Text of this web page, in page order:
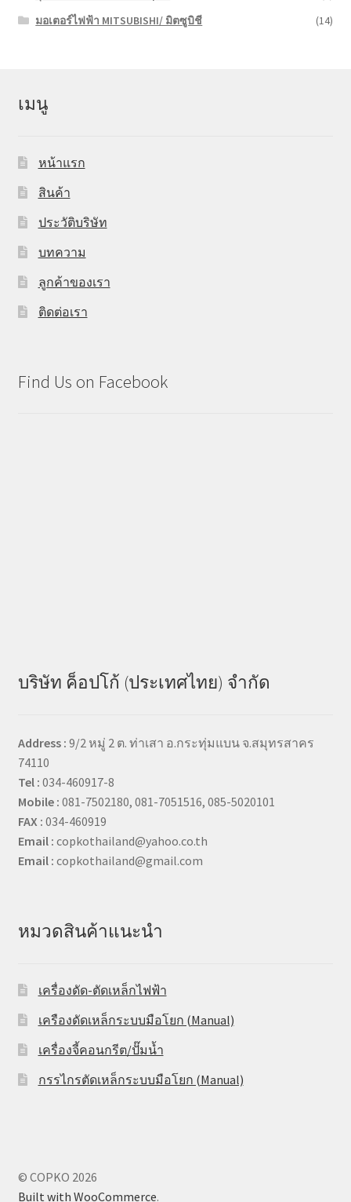
มอเตอร์ไฟฟ้า MITSUBISHI/ มิตซูบิชี
(14)
เมนู
หน้าแรก
สินค้า
ประวัติบริษัท
บทความ
ลูกค้าของเรา
ติดต่อเรา
Find Us on Facebook
บริษัท ค็อปโก้ (ประเทศไทย) จำกัด
Address : 9/2 หมู่ 2 ต. ท่าเสา อ.กระทุ่มแบน จ.สมุทรสาคร
74110
Tel : 034-460917-8
Mobile : 081-7502180, 081-7051516, 085-5020101
FAX : 034-460919
Email : copkothailand@yahoo.co.th
Email : copkothailand@gmail.com
หมวดสินค้าแนะนำ
เครื่องดัด-ตัดเหล็กไฟฟ้า
เครืองดัดเหล็กระบบมือโยก (Manual)
เครื่องจี้คอนกรีต/ปั๊มน้ำ
กรรไกรตัดเหล็กระบบมือโยก (Manual)
© COPKO 2026
Built with WooCommerce.